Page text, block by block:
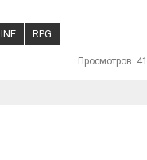
RPG
Просмотров: